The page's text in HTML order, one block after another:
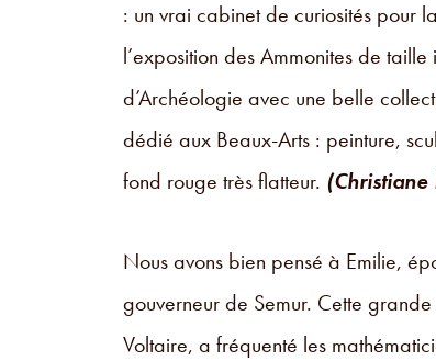
: un vrai cabinet de curiosités pour
l’exposition des Ammonites de
d’Archéologie avec une belle
dédié aux Beaux-Arts : peinture,
fond rouge très flatteur.
Nous avons bien pensé à Emilie,
gouverneur de Semur. Cette
Voltaire, a fréquenté les